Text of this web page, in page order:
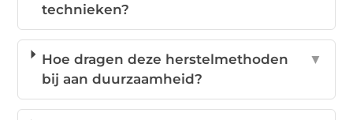
technieken?
Hoe dragen deze herstelmethoden
bij aan duurzaamheid?
▼